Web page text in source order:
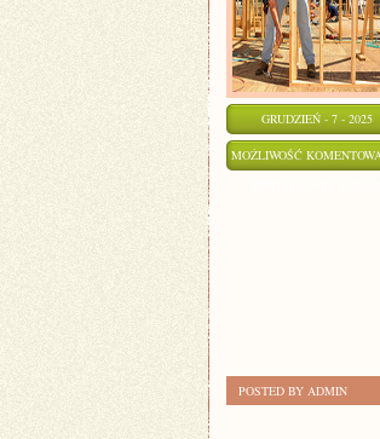
GRUDZIEŃ - 7 - 2025
MOŻLIWOŚĆ
POSTED BY ADMIN